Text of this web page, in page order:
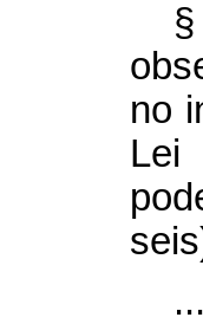
no
Lei